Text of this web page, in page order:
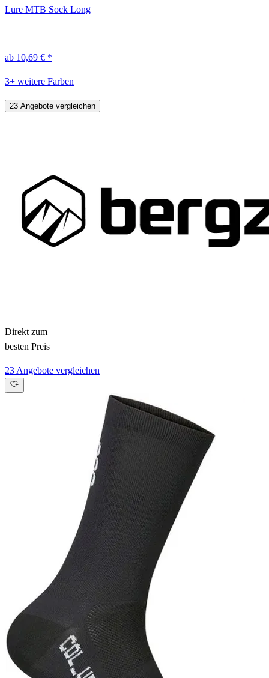
Lure MTB Sock Long
ab 10,69 € *
3+ weitere Farben
23 Angebote vergleichen
Direkt zum
besten Preis
23 Angebote vergleichen